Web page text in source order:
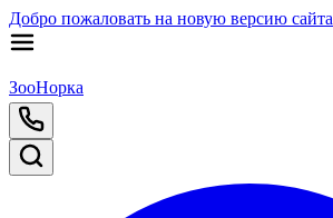
Добро пожаловать на новую версию сайта
ЗооНорка